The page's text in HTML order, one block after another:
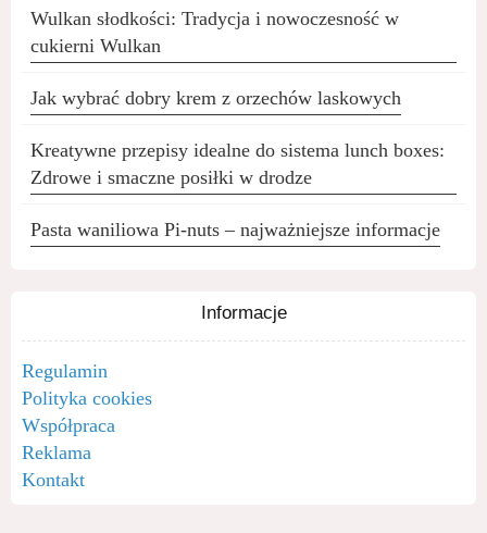
Wulkan słodkości: Tradycja i nowoczesność w
cukierni Wulkan
Jak wybrać dobry krem z orzechów laskowych
Kreatywne przepisy idealne do sistema lunch boxes:
Zdrowe i smaczne posiłki w drodze
Pasta waniliowa Pi-nuts – najważniejsze informacje
Informacje
Regulamin
Polityka cookies
Współpraca
Reklama
Kontakt